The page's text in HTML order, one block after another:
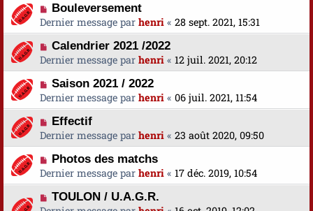
Bouleversement
Dernier message par henri « 28 sept. 2021, 15:31
Calendrier 2021 /2022
Dernier message par henri « 12 juil. 2021, 20:12
Saison 2021 / 2022
Dernier message par henri « 06 juil. 2021, 11:54
Effectif
Dernier message par henri « 23 août 2020, 09:50
Photos des matchs
Dernier message par henri « 17 déc. 2019, 10:54
TOULON / U.A.G.R.